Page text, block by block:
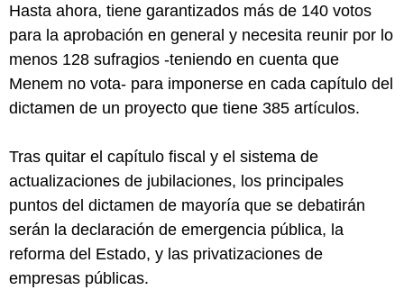
Hasta ahora, tiene garantizados más de 140 votos
para la aprobación en general y necesita reunir por lo
menos 128 sufragios -teniendo en cuenta que
Menem no vota- para imponerse en cada capítulo del
dictamen de un proyecto que tiene 385 artículos.
Tras quitar el capítulo fiscal y el sistema de
actualizaciones de jubilaciones, los principales
puntos del dictamen de mayoría que se debatirán
serán la declaración de emergencia pública, la
reforma del Estado, y las privatizaciones de
empresas públicas.